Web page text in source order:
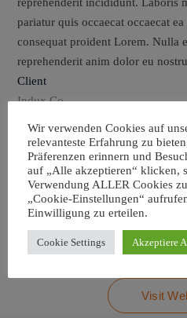
pariatur quis occaecat occaecat
consequat proident Lorem. Nulla
reprehenderit anim dolor eu
Client
Indux Co
Construction
Date
10th April, 2019
Client
Indux Co
Visit
Wir verwenden Cookies auf
relevanteste Erfahrung zu
Präferenzen erinnern und
auf „Alle akzeptieren“ klicken,
Verwendung ALLER Cookies
„Cookie-Einstellungen“
Einwilligung zu erteilen.
Cookie Settings Akzeptiere